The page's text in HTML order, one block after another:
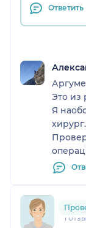
Ответить
Это из
Я
хирург.
1